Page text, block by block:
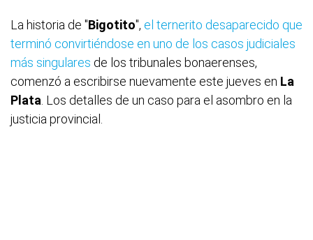
La historia de "Bigotito", el ternerito desaparecido que
terminó convirtiéndose en uno de los casos judiciales
más singulares de los tribunales bonaerenses,
comenzó a escribirse nuevamente este jueves en La
Plata . Los detalles de un caso para el asombro en la
justicia provincial.